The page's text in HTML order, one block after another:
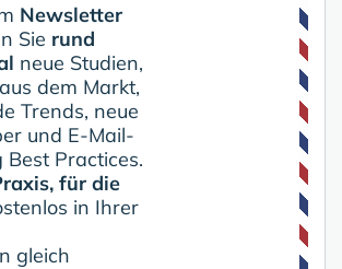
Newsletter
Sie rund
neue Studien,
dem Markt,
Trends, neue
und E-Mail-
Best Practices.
für die
in Ihrer
gleich